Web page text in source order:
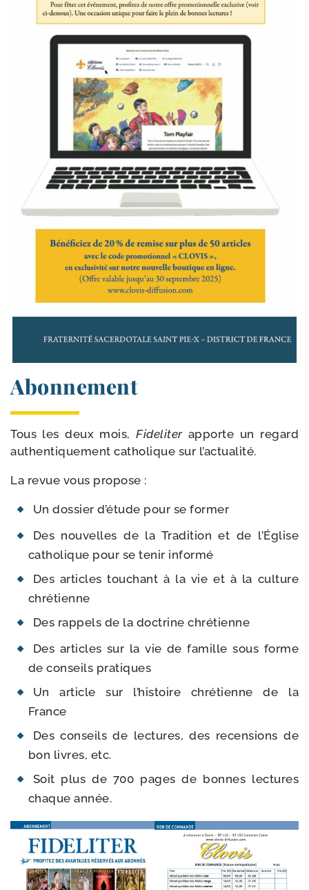
Abonnement
Tous les deux mois,Fideliterapporte un regard
authen­ti­que­ment catho­lique sur l’actualité.
La revue vous propose :
Un dos­sier d’é­tude pour se former
Des nou­velles de la Tradition et de l’Église
catho­lique pour se tenir informé
Des articles tou­chant à la vie et à la culture
chrétienne
Des rap­pels de la doc­trine chrétienne
Des articles sur la vie de famille sous forme
de conseils pratiques
Un article sur l’his­toire chré­tienne de la
France
Des conseils de lec­tures, des recen­sions de
bon livres, etc.
Soit plus de 700 pages de bonnes lec­tures
chaque année.